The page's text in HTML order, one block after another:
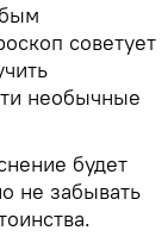
советует
необычные
будет
не забывать